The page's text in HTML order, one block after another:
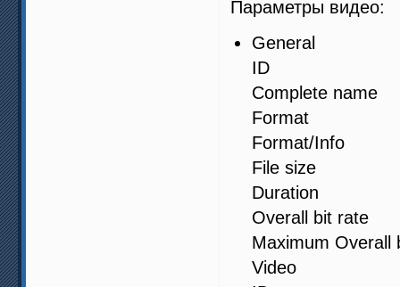
Параметры видео:
General
ID : 0
Complete
Format
Format/Info
File size :
Duration :
Overall bit
Maximum
Video